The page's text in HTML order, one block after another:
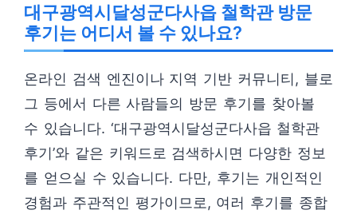
대구광역시달성군다사읍 철학관 방문
후기는 어디서 볼 수 있나요?
온라인 검색 엔진이나 지역 기반 커뮤니티, 블로
그 등에서 다른 사람들의 방문 후기를 찾아볼
수 있습니다. ‘대구광역시달성군다사읍 철학관
후기’와 같은 키워드로 검색하시면 다양한 정보
를 얻으실 수 있습니다. 다만, 후기는 개인적인
경험과 주관적인 평가이므로, 여러 후기를 종합